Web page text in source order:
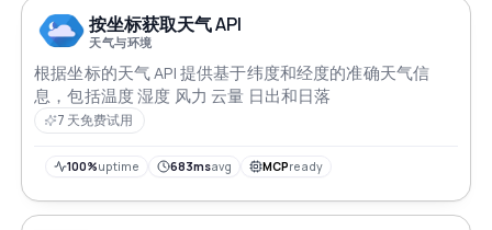
按坐标获取天气 API
天气与环境
根据坐标的天气 API 提供基于纬度和经度的准确天气信
息，包括温度 湿度 风力 云量 日出和日落
7 天免费试用
100%uptime 683msavg MCPready